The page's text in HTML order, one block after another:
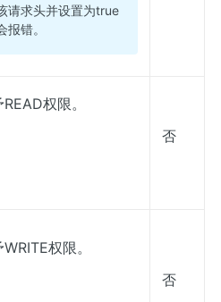
请求头并设置为true
错。
权限。
否
权限。
否